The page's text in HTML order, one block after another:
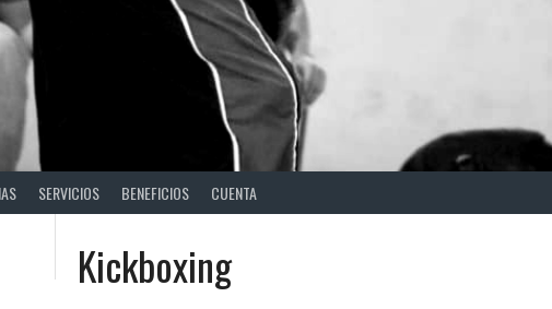
SERVICIOS BENEFICIOS CUENTA
Kickboxing